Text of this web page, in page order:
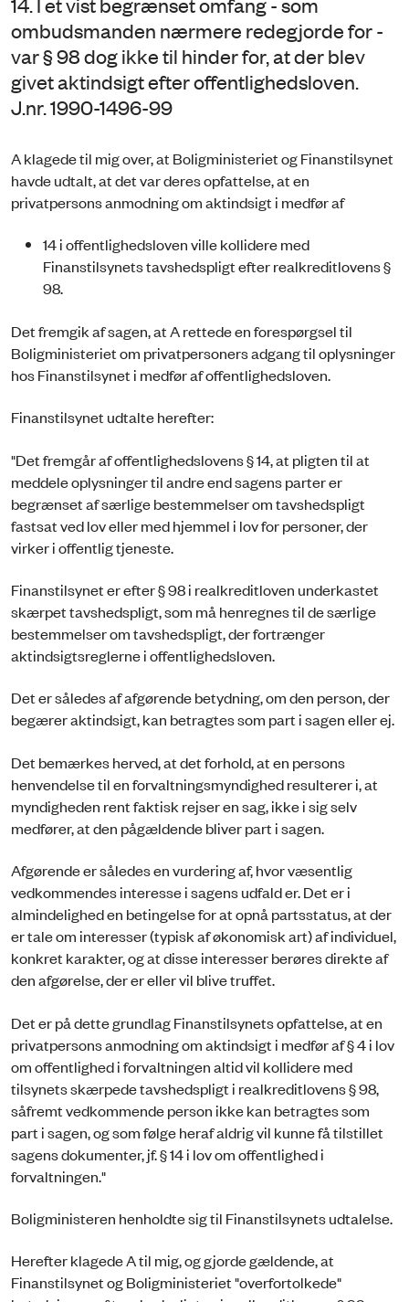
ombudsmanden nærmere redegjorde for -
var § 98 dog ikke til hinder for, at der blev
givet aktindsigt efter offentlighedsloven.
J.nr. 1990-1496-99
A klagede til mig over, at Boligministeriet og Finanstilsynet
havde udtalt, at det var deres opfattelse, at en
privatpersons anmodning om aktindsigt i medfør af
14 i offentlighedsloven ville kollidere med
Finanstilsynets tavshedspligt efter realkreditlovens §
98.
Det fremgik af sagen, at A rettede en forespørgsel til
Boligministeriet om privatpersoners adgang til oplysninger
hos Finanstilsynet i medfør af offentlighedsloven.
Finanstilsynet udtalte herefter:
"Det fremgår af offentlighedslovens § 14, at pligten til at
meddele oplysninger til andre end sagens parter er
begrænset af særlige bestemmelser om tavshedspligt
fastsat ved lov eller med hjemmel i lov for personer, der
virker i offentlig tjeneste.
Finanstilsynet er efter § 98 i realkreditloven underkastet
skærpet tavshedspligt, som må henregnes til de særlige
bestemmelser om tavshedspligt, der fortrænger
aktindsigtsreglerne i offentlighedsloven.
Det er således af afgørende betydning, om den person, der
begærer aktindsigt, kan betragtes som part i sagen eller ej.
Det bemærkes herved, at det forhold, at en persons
henvendelse til en forvaltningsmyndighed resulterer i, at
myndigheden rent faktisk rejser en sag, ikke i sig selv
medfører, at den pågældende bliver part i sagen.
Afgørende er således en vurdering af, hvor væsentlig
vedkommendes interesse i sagens udfald er. Det er i
almindelighed en betingelse for at opnå partsstatus, at der
er tale om interesser (typisk af økonomisk art) af individuel,
konkret karakter, og at disse interesser berøres direkte af
den afgørelse, der er eller vil blive truffet.
Det er på dette grundlag Finanstilsynets opfattelse, at en
privatpersons anmodning om aktindsigt i medfør af § 4 i lov
om offentlighed i forvaltningen altid vil kollidere med
tilsynets skærpede tavshedspligt i realkreditlovens § 98,
såfremt vedkommende person ikke kan betragtes som
part i sagen, og som følge heraf aldrig vil kunne få tilstillet
sagens dokumenter, jf. § 14 i lov om offentlighed i
forvaltningen."
Boligministeren henholdte sig til Finanstilsynets udtalelse.
Herefter klagede A til mig, og gjorde gældende, at
Finanstilsynet og Boligministeriet "overfortolkede"